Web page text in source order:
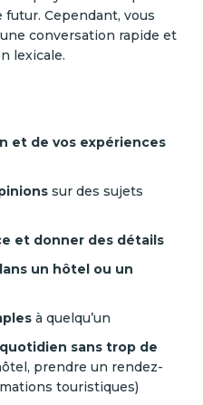
futur. Cependant, vous
conversation rapide et
lexicale.
et de vos expériences
sur des sujets
et donner des détails
un hôtel ou un
à quelqu’un
sans trop de
prendre un rendez-
touristiques)